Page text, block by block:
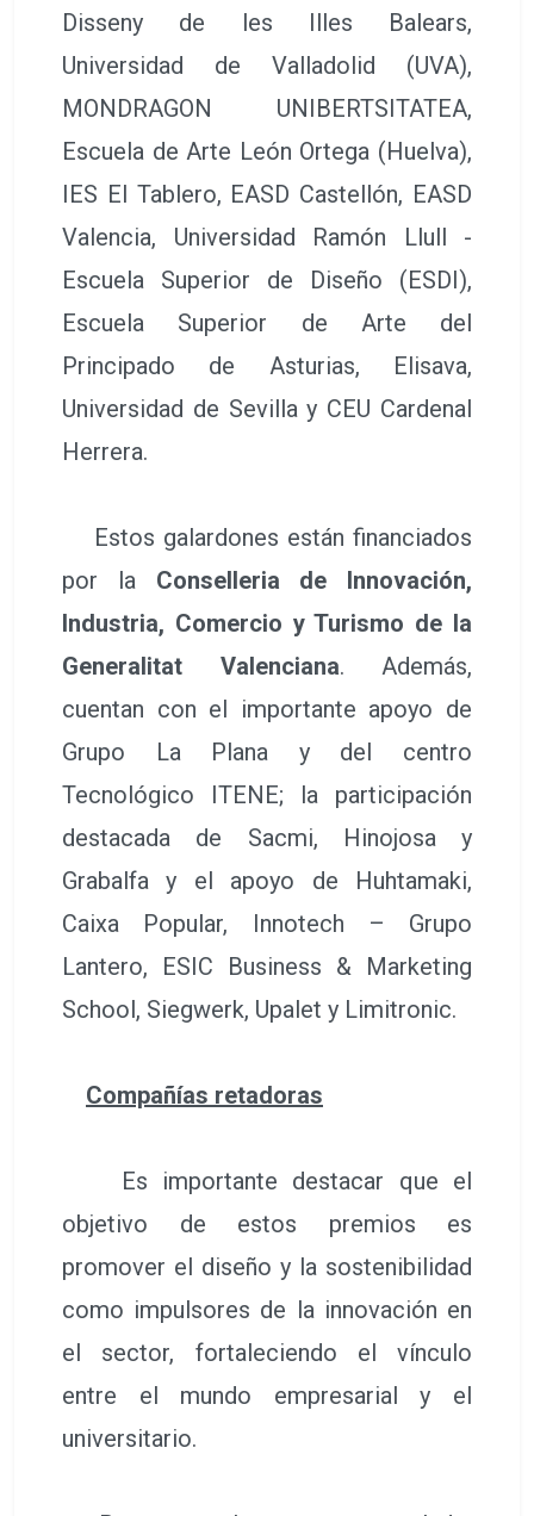
Disseny de les Illes Balears,
Universidad de Valladolid (UVA),
MONDRAGON UNIBERTSITATEA,
Escuela de Arte León Ortega (Huelva),
IES El Tablero, EASD Castellón, EASD
Valencia, Universidad Ramón Llull -
Escuela Superior de Diseño (ESDI),
Escuela Superior de Arte del
Principado de Asturias, Elisava,
Universidad de Sevilla y CEU Cardenal
Herrera.
Estos galardones están financiados
por la Conselleria de Innovación,
Industria, Comercio y Turismo de la
Generalitat Valenciana. Además,
cuentan con el importante apoyo de
Grupo La Plana y del centro
Tecnológico ITENE; la participación
destacada de Sacmi, Hinojosa y
Grabalfa y el apoyo de Huhtamaki,
Caixa Popular, Innotech – Grupo
Lantero, ESIC Business & Marketing
School, Siegwerk, Upalet y Limitronic.
Compañías retadoras
Es importante destacar que el
objetivo de estos premios es
promover el diseño y la sostenibilidad
como impulsores de la innovación en
el sector, fortaleciendo el vínculo
entre el mundo empresarial y el
universitario.